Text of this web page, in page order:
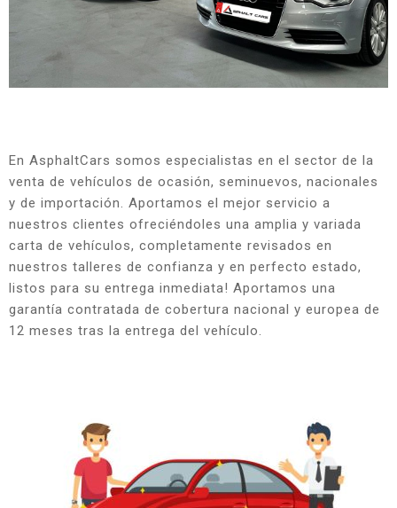
En AsphaltCars somos especialistas en el sector de la
venta de vehículos de ocasión, seminuevos, nacionales
y de importación. Aportamos el mejor servicio a
nuestros clientes ofreciéndoles una amplia y variada
carta de vehículos, completamente revisados en
nuestros talleres de confianza y en perfecto estado,
listos para su entrega inmediata! Aportamos una
garantía contratada de cobertura nacional y europea de
12 meses tras la entrega del vehículo.